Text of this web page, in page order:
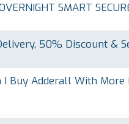
SMART
50% Discount &
Buy Adderall With